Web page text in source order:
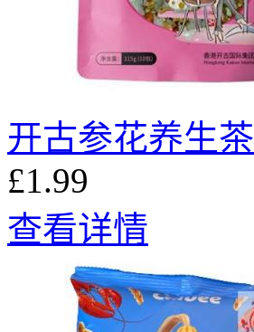
开古参花养生茶
£1.99
查看详情